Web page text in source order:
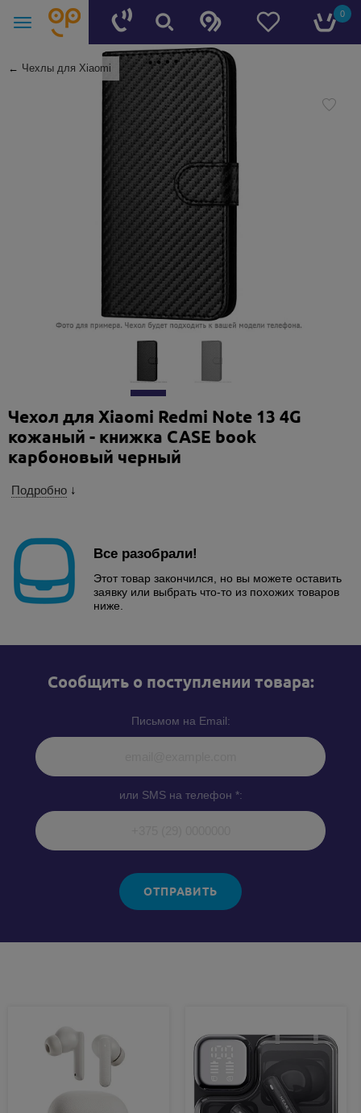
0
← Чехлы для Xiaomi
Чехол для Xiaomi Redmi Note 13 4G
кожаный - книжка CASE book
карбоновый черный
Подробно ↓
Все разобрали!
Этот товар закончился, но вы можете оставить
заявку или выбрать что-то из похожих товаров
ниже.
Cообщить о поступлении товара:
Письмом на Email:
или SMS на телефон *:
ОТПРАВИТЬ